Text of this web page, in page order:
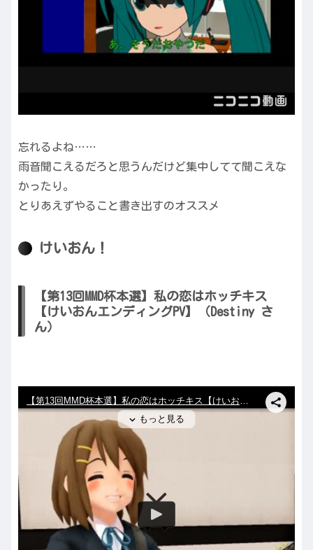
忘れるよね……
雨音聞こえるだろと思うんだけど集中してて聞こえな
かったり。
とりあえずやること書き出すのオススメ
けいおん！
【第13回MMD杯本選】私の恋はホッチキス
【けいおんエンディングPV】（Destiny さ
ん）